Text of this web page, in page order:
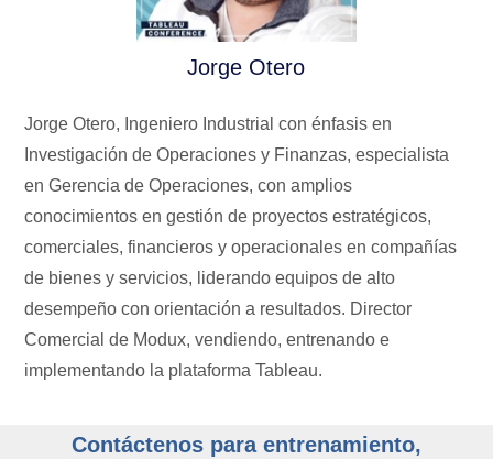
Jorge Otero
Jorge Otero, Ingeniero Industrial con énfasis en
Investigación de Operaciones y Finanzas, especialista
en Gerencia de Operaciones, con amplios
conocimientos en gestión de proyectos estratégicos,
comerciales, financieros y operacionales en compañías
de bienes y servicios, liderando equipos de alto
desempeño con orientación a resultados. Director
Comercial de Modux, vendiendo, entrenando e
implementando la plataforma Tableau.
Contáctenos para entrenamiento,